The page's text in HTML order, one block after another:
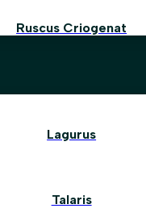
Ruscus Criogenat
Lagurus
Talaris